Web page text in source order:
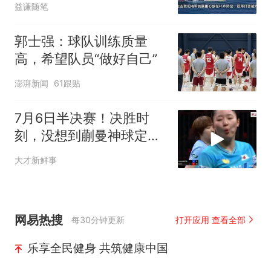
益谦随笔
郭士强：球队训练质量
高，希望队员“做好自己”
澎湃新闻 61跟贴
7月6日半决赛！决胜时
刻，没想到蒯曼神球定胜
负，张本美和看懵
大才新鲜事
网易热搜 每30分钟更新 打开应用 查看全部
乐享全民健身 共筑健康中国